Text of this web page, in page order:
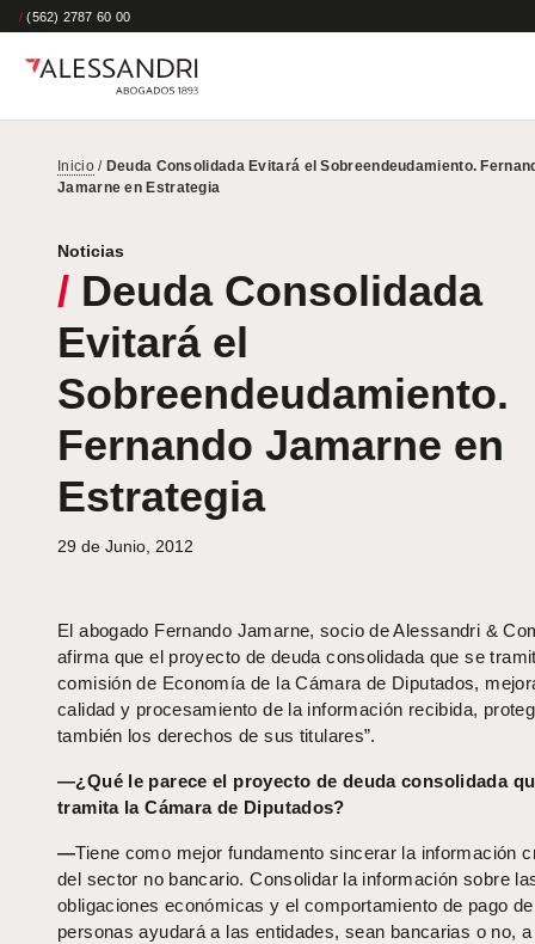
/ (562) 2787 60 00
Inicio/ Deuda Consolidada Evitará el Sobreendeudamiento.
Jamarne en Estrategia
Noticias
/ Deuda Consolidada
Evitará el
Sobreendeudamiento.
Fernando Jamarne en
Estrategia
29 de Junio, 2012
El abogado Fernando Jamarne, socio de Alessandri &
afirma que el proyecto de deuda consolidada que se
comisión de Economía de la Cámara de Diputados,
calidad y procesamiento de la información recibida,
también los derechos de sus titulares”.
—¿Qué le parece el proyecto de deuda consolidada
tramita la Cámara de Diputados?
—Tiene como mejor fundamento sincerar la información
del sector no bancario. Consolidar la información sobre
obligaciones económicas y el comportamiento de pago
personas ayudará a las entidades, sean bancarias o no,